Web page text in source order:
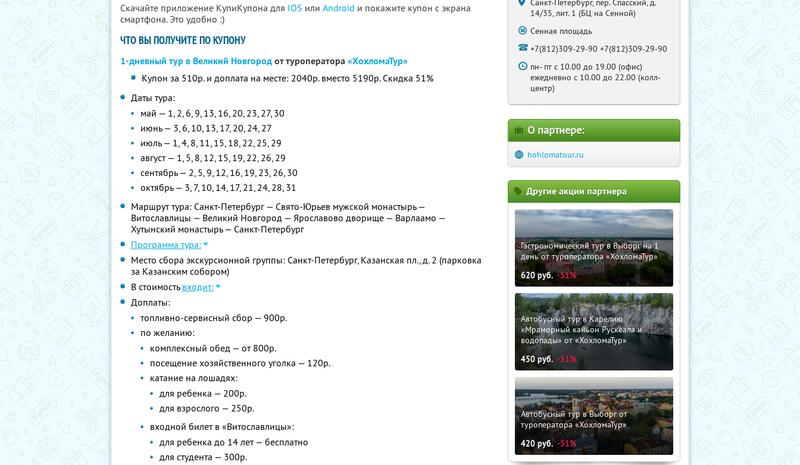
Скачайте приложение КупиКупона для IOS или Android и покажите купон с экрана
смартфона. Это удобно :)
ЧТО ВЫ ПОЛУЧИТЕ ПО КУПОНУ
1-дневный тур в Великий Новгородот туроператора«ХохломаТур»
Купон за 510р. и доплата на месте: 2040р. вместо 5190р. Скидка 51%
Даты тура:
май — 1, 2, 6, 9, 13, 16, 20, 23, 27, 30
июнь — 3, 6, 10, 13, 17, 20, 24, 27
июль — 1, 4, 8, 11, 15, 18, 22, 25, 29
август — 1, 5, 8, 12, 15, 19, 22, 26, 29
сентябрь — 2, 5, 9, 12, 16, 19, 23, 26, 30
октябрь — 3, 7, 10, 14, 17, 21, 24, 28, 31
Маршрут тура: Санкт-Петербург — Свято-Юрьев мужской монастырь —
Витославлицы — Великий Новгород — Ярославово дворище — Варлаамо —
Хутынский монастырь — Санкт-Петербург
Программа тура:
Место сбора экскурсионной группы: Санкт-Петербург, Казанская пл., д. 2 (парковка
за Казанским собором)
В стоимость входит:
Доплаты:
топливно-сервисный сбор — 900р.
по желанию:
комплексный обед — от 800р.
посещение хозяйственного уголка — 120р.
катание на лошадях:
для ребенка — 200р.
для взрослого — 250р.
входной билет в «Витославлицы»:
для ребенка до 14 лет — бесплатно
для студента — 300р.
Санкт-Петербург, пер. Спасский, д.
14/35, лит. 1 (БЦ на Сенной)
Сенная площадь
+7(812)309-29-90 +7(812)309-29-90
пн- пт с 10.00 до 19.00 (офис)
ежедневно с 10.00 до 22.00 (колл-
центр)
О партнере:
hohlomatour.ru
Другие акции партнера
Гастрономический тур в Выборг на 1
день от туроператора «ХохломаТур»
620руб. -51%
Автобусный тур в Карелию
«Мраморный каньон Рускеала и
водопады» от «ХохломаТур»
450руб. -51%
Автобусный тур в Выборг от
туроператора «ХохломаТур»
420руб. -51%